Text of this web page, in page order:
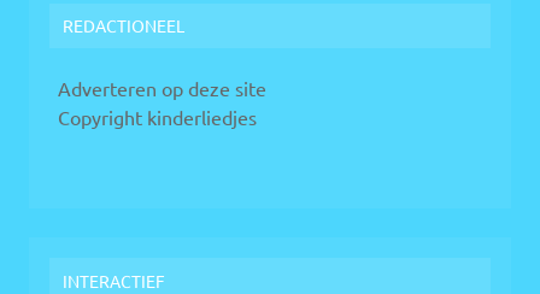
REDACTIONEEL
Adverteren op deze site
Copyright kinderliedjes
INTERACTIEF